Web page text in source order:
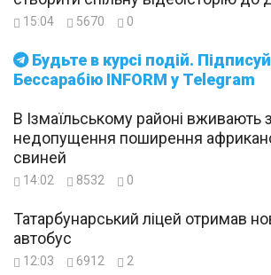
Будьте в курсі подій. Підписуйтесь на
Бессарабію INFORM у Telegram
15:04 5670 0
В Ізмаїльському районі вживають
недопущення поширення
свиней
14:02 8532 0
Татарбунарський ліцей отримав
автобус
12:03 6912 2